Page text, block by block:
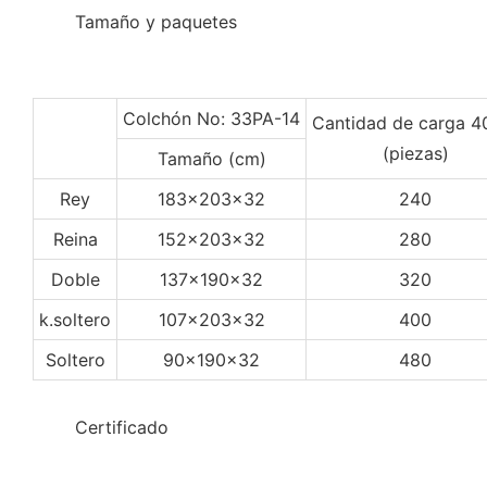
Tamaño y paquetes
Colchón No: 33PA-14 Cantidad de carga
(piezas)
Tamaño (cm)
Rey
183x203x32
240
Reina
152x203x32
280
Doble
137x190x32
320
k.soltero
107x203x32
400
Soltero
90x190x32 480
Certificado